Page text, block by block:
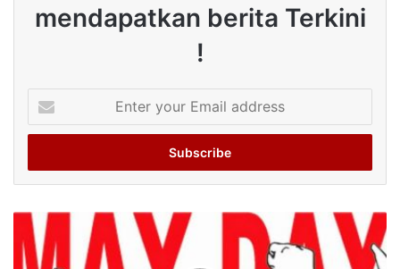
mendapatkan berita Terkini
!
your
Email